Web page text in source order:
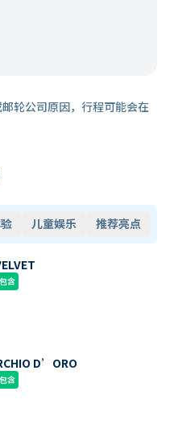
轮公司原因，行程可能会在
儿童娱乐 推荐亮点
含
D’ORO
含